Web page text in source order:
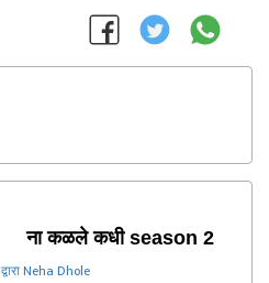
ना कळले कधी season 2
द्वारा Neha Dhole